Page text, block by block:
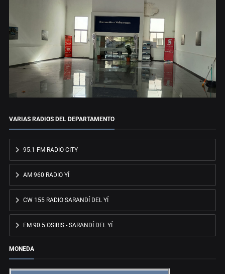
VARIAS RADIOS DEL DEPARTAMENTO
95.1 FM RADIO CITY
AM 960 RADIO YÍ
CW 155 RADIO SARANDÍ DEL YÍ
FM 90.5 OSIRIS - SARANDÍ DEL YÍ
MONEDA